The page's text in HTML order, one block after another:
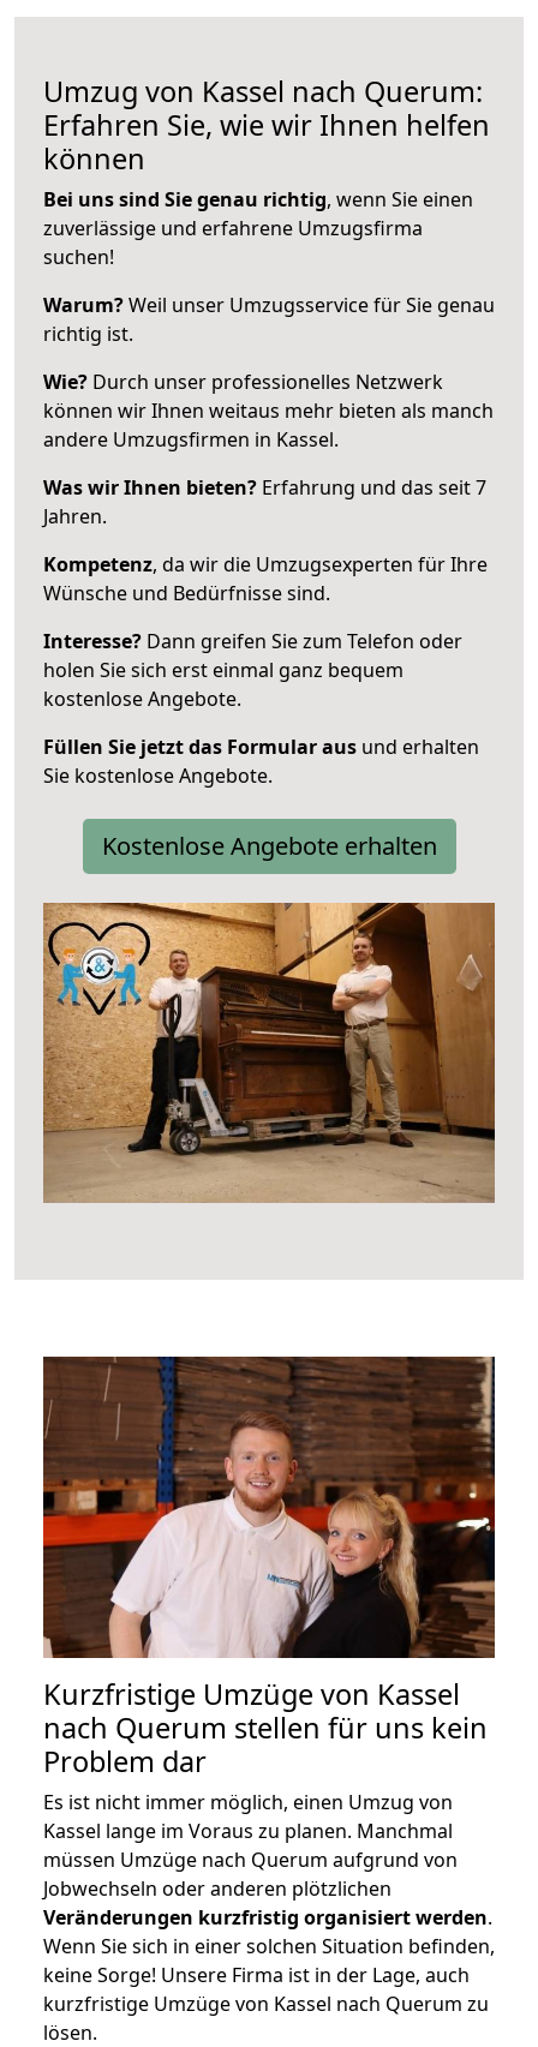
Umzug von Kassel nach Querum:
Erfahren Sie, wie wir Ihnen helfen
können
Bei uns sind Sie genau richtig, wenn Sie einen
zuverlässige und erfahrene Umzugsfirma
suchen!
Warum?Weil unser Umzugsservice für Sie genau
richtig ist.
Wie? Durch unser professionelles Netzwerk
können wir Ihnen weitaus mehr bieten als manch
andere Umzugsfirmen in Kassel.
Was wir Ihnen bieten? Erfahrung und das seit 7
Jahren.
Kompetenz, da wir die Umzugsexperten für Ihre
Wünsche und Bedürfnisse sind.
Interesse? Dann greifen Sie zum Telefon oder
holen Sie sich erst einmal ganz bequem
kostenlose Angebote.
Füllen Sie jetzt das Formular aus und erhalten
Sie kostenlose Angebote.
Kostenlose Angebote erhalten
Kurzfristige Umzüge von Kassel
nach Querum stellen für uns kein
Problem dar
Es ist nicht immer möglich, einen Umzug von
Kassel lange im Voraus zu planen. Manchmal
müssen Umzüge nach Querum aufgrund von
Jobwechseln oder anderen plötzlichen
Veränderungen kurzfristig organisiert werden.
Wenn Sie sich in einer solchen Situation befinden,
keine Sorge! Unsere Firma ist in der Lage, auch
kurzfristige Umzüge von Kassel nach Querum zu
lösen.